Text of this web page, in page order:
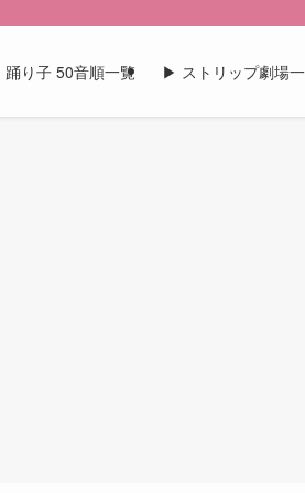
り子 50音順一覧 ▶︎ ストリップ劇場